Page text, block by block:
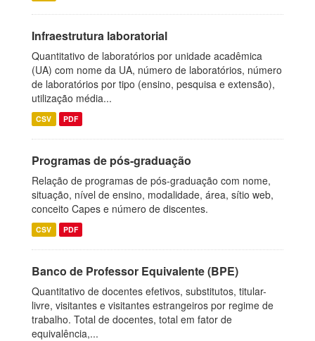
Infraestrutura laboratorial
Quantitativo de laboratórios por unidade acadêmica
(UA) com nome da UA, número de laboratórios, número
de laboratórios por tipo (ensino, pesquisa e extensão),
utilização média...
CSV PDF
Programas de pós-graduação
Relação de programas de pós-graduação com nome,
situação, nível de ensino, modalidade, área, sítio web,
conceito Capes e número de discentes.
CSV PDF
Banco de Professor Equivalente (BPE)
Quantitativo de docentes efetivos, substitutos, titular-
livre, visitantes e visitantes estrangeiros por regime de
trabalho. Total de docentes, total em fator de
equivalência,...